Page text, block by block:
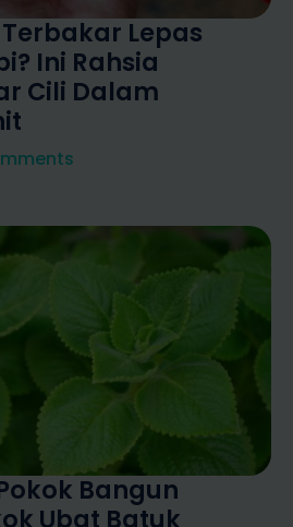
Lepas
Ini Rahsia
Cili Dalam
Bangun
Ubat Batuk